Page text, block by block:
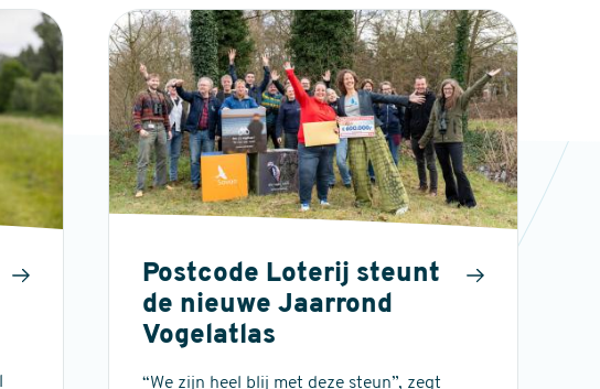
Postcode Loterij steunt
de nieuwe Jaarrond
Vogelatlas
“We zijn heel blij met deze steun”, zegt